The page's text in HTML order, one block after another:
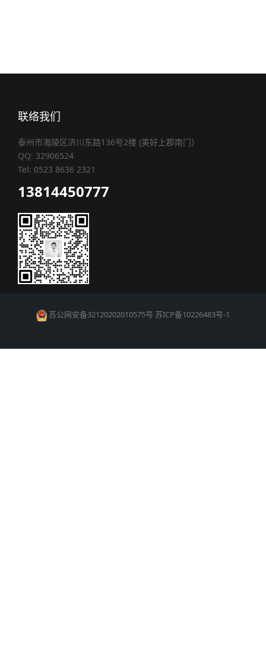
联络我们
泰州市海陵区济川东路136号2楼 (美好上郡南门）
QQ: 32906524
Tel: 0523 8636 2321
13814450777
苏公网安备32120202010575号 苏ICP备10226483号-1